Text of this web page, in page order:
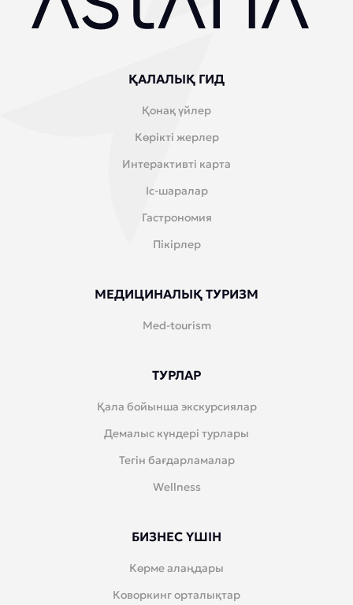
ҚАЛАЛЫҚ ГИД
Қонақ үйлер
Көрікті жерлер
Интерактивті карта
Іс-шаралар
Гастрономия
Пікірлер
МЕДИЦИНАЛЫҚ ТУРИЗМ
Med-tourism
ТУРЛАР
Қала бойынша экскурсиялар
Демалыс күндері турлары
Тегін бағдарламалар
Wellness
БИЗНЕС ҮШІН
Көрме алаңдары
Коворкинг орталықтар